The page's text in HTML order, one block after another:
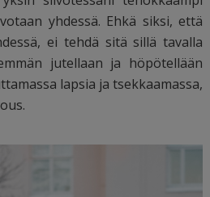
yhdessä. Ehkä siksi, että
ei tehdä sitä sillä tavalla
jutellaan ja höpötellään
lapsia ja tsekkaamassa,